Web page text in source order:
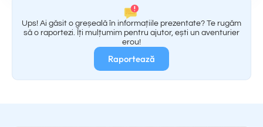
Ups! Ai găsit o greșeală în informațiile prezentate? Te rugăm
să o raportezi. Îți mulțumim pentru ajutor, ești un aventurier
erou!
Raportează